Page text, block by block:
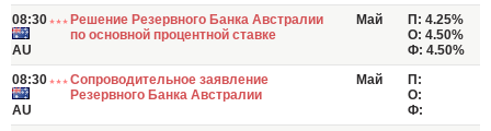
08:30
AU
Решение Резервного Банка Австралии
по основной процентной ставке
Май
П: 4.25%
О: 4.50%
Ф: 4.50%
08:30
AU
Сопроводительное заявление
Резервного Банка Австралии
Май
П:
О:
Ф: